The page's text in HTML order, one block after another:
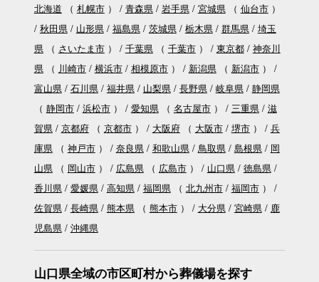
北海道 （ 札幌市） 青森県 岩手県 宮城県（ 仙台市）
秋田県
山形県 福島県 茨城県 栃木県 群馬県
埼玉
県（ さいたま市） 千葉県（ 千葉市） 東京都
神奈川
県（ 川崎市 横浜市 相模原市） 新潟県（ 新潟市）
富山県
石川県 福井県 山梨県 長野県 岐阜県
静岡県
（ 静岡市 浜松市） 愛知県（ 名古屋市） 三重県
滋
賀県
京都府（ 京都市） 大阪府（ 大阪市 堺市）
兵
庫県（ 神戸市） 奈良県 和歌山県 鳥取県 島根県
岡
山県（ 岡山市） 広島県（ 広島市） 山口県
徳島県
香川県
愛媛県 高知県 福岡県（ 北九州市 福岡市）
佐賀県
長崎県 熊本県（ 熊本市） 大分県 宮崎県
鹿
児島県
沖縄県
山口県全域の市区町村から葬儀場を探す